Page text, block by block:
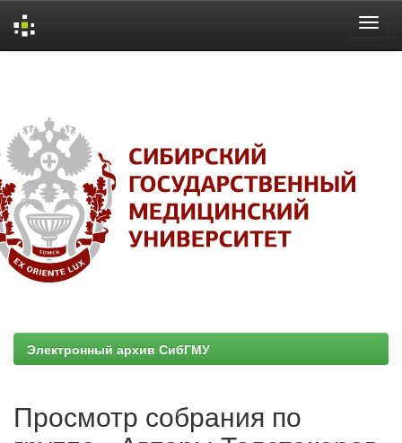
Электронный архив СибГМУ
Просмотр собрания по